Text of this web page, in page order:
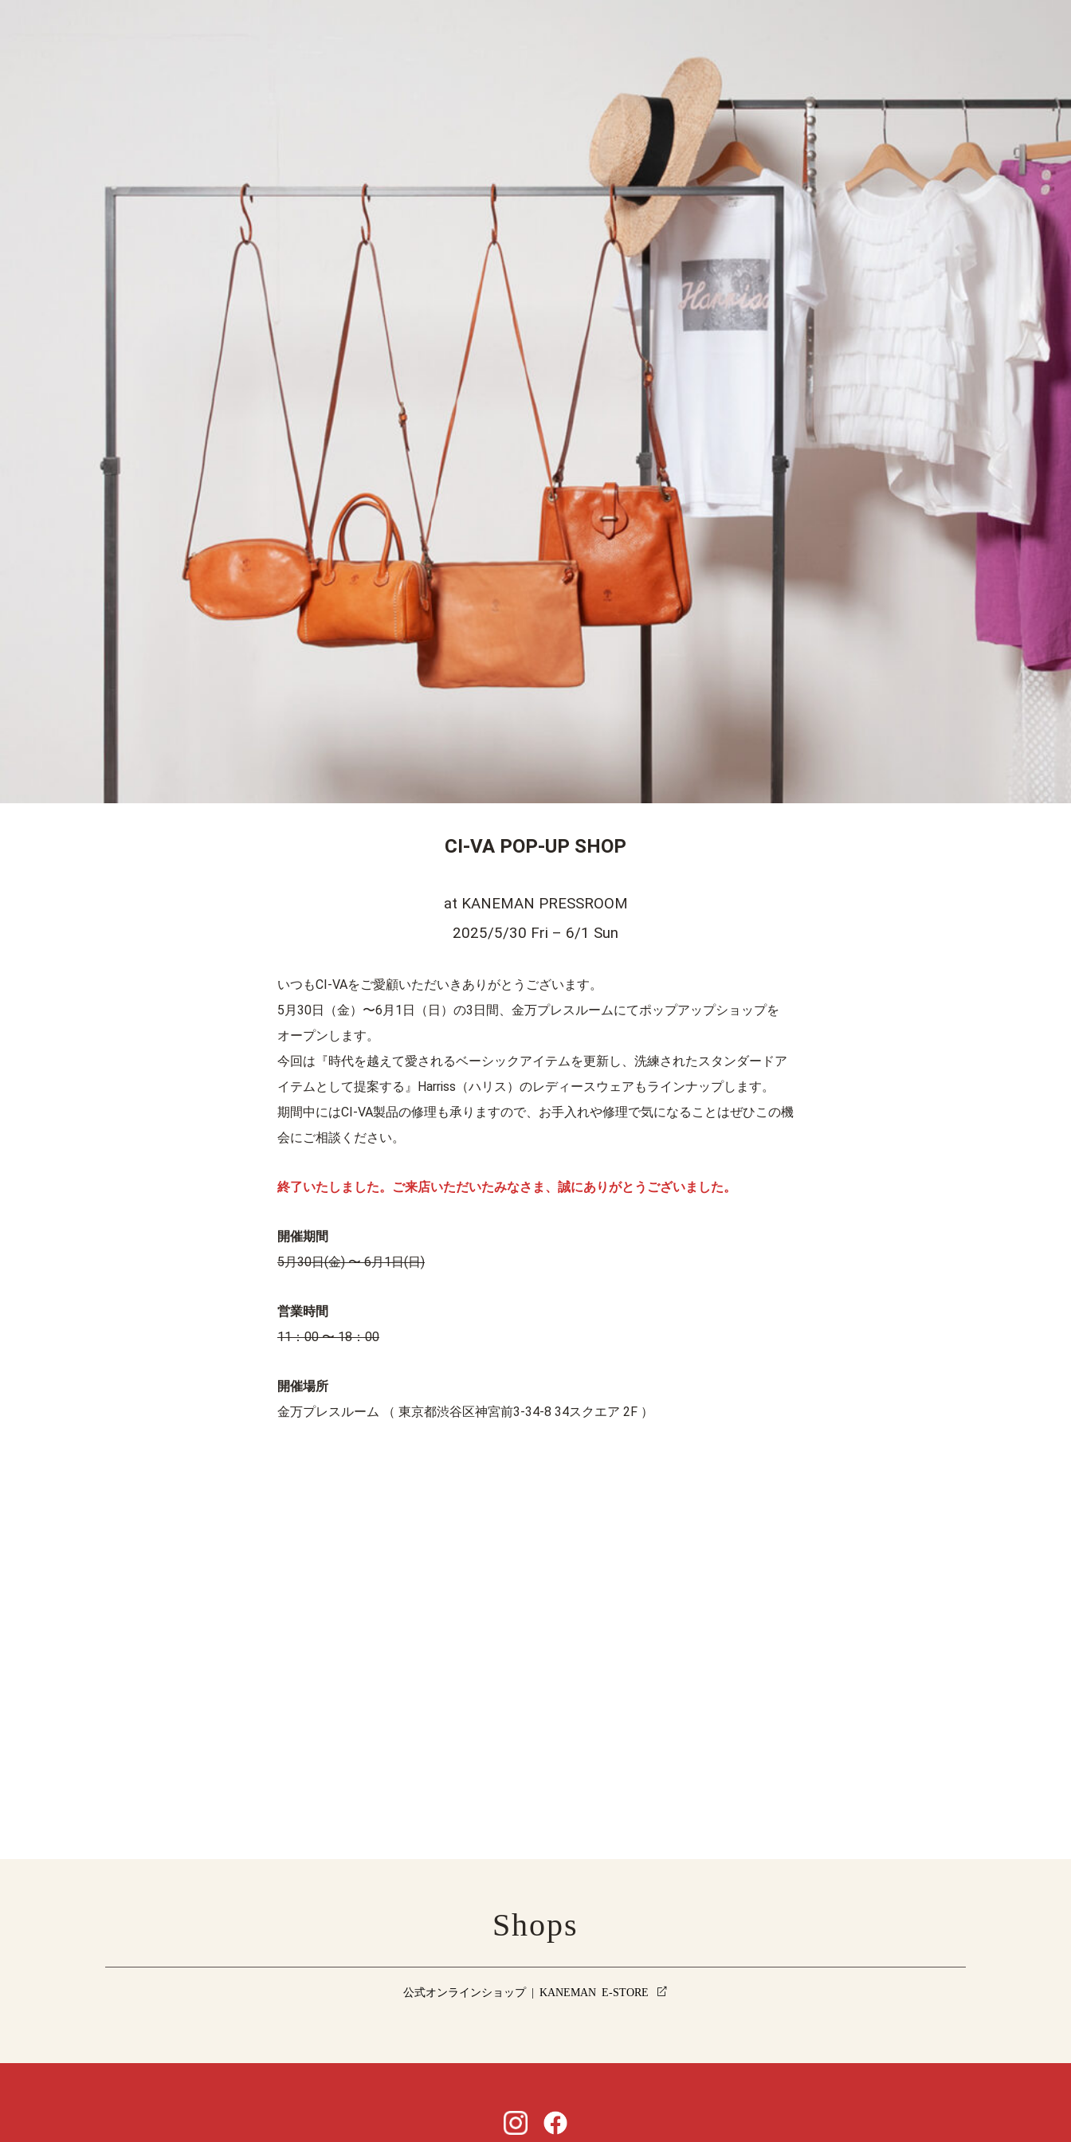
CI-VA POP-UP SHOP
at KANEMAN PRESSROOM
2025/5/30 Fri – 6/1 Sun
いつもCI-VAをご愛顧いただいきありがとうございます。
5月30日（金）〜6月1日（日）の3日間、金万プレスルームにてポップアップショップを
オープンします。
今回は『時代を越えて愛されるベーシックアイテムを更新し、洗練されたスタンダードア
イテムとして提案する』Harriss（ハリス）のレディースウェアもラインナップします。
期間中にはCI-VA製品の修理も承りますので、お手入れや修理で気になることはぜひこの機
会にご相談ください。
終了いたしました。ご来店いただいたみなさま、誠にありがとうございました。
開催期間
5月30日(金) 〜 6月1日(日)
営業時間
11：00 〜 18：00
開催場所
金万プレスルーム （ 東京都渋谷区神宮前3-34-8 34スクエア 2F ）
Shops
公式オンラインショップ | KANEMAN E-STORE